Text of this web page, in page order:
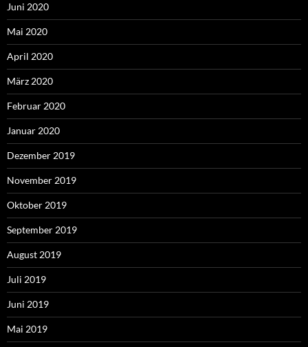
Juni 2020
Mai 2020
April 2020
März 2020
Februar 2020
Januar 2020
Dezember 2019
November 2019
Oktober 2019
September 2019
August 2019
Juli 2019
Juni 2019
Mai 2019